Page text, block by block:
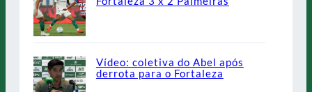
Vídeo: coletiva do Abel após
derrota para o Fortaleza